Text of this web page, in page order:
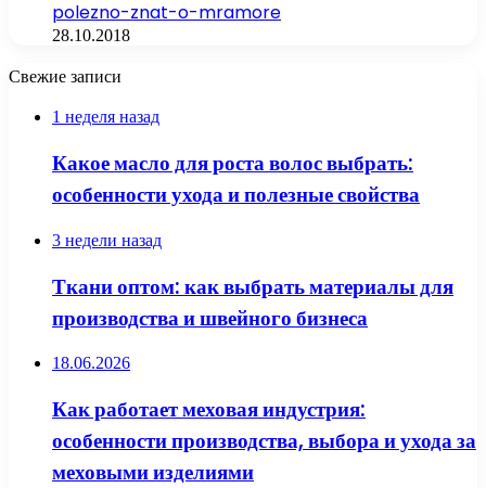
polezno-znat-o-mramore
28.10.2018
Свежие записи
1 неделя назад
Какое масло для роста волос выбрать:
особенности ухода и полезные свойства
3 недели назад
Ткани оптом: как выбрать материалы для
производства и швейного бизнеса
18.06.2026
Как работает меховая индустрия:
особенности производства, выбора и ухода за
меховыми изделиями